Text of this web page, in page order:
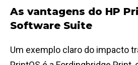
As vantagens do HP
Software Suite
Um exemplo claro do impacto